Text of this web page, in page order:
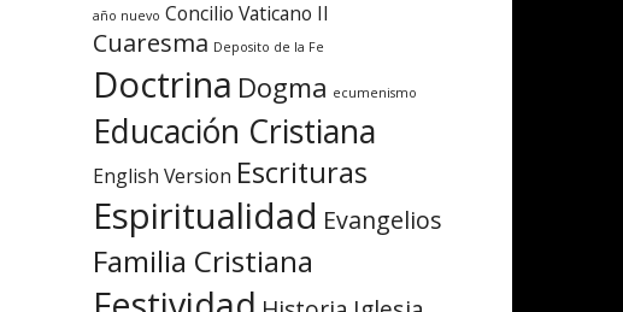
año nuevo Concilio Vaticano II
Cuaresma Deposito de la Fe
Doctrina Dogma ecumenismo
Educación Cristiana
English Version Escrituras
Espiritualidad Evangelios
Familia Cristiana